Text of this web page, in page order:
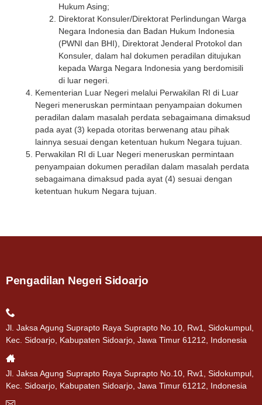
Hukum Asing;
Direktorat Konsuler/Direktorat Perlindungan Warga
Negara Indonesia dan Badan Hukum Indonesia
(PWNI dan BHI), Direktorat Jenderal Protokol dan
Konsuler, dalam hal dokumen peradilan ditujukan
kepada Warga Negara Indonesia yang berdomisili
di luar negeri.
Kementerian Luar Negeri melalui Perwakilan RI di Luar
Negeri meneruskan permintaan penyampaian dokumen
peradilan dalam masalah perdata sebagaimana dimaksud
pada ayat (3) kepada otoritas berwenang atau pihak
lainnya sesuai dengan ketentuan hukum Negara tujuan.
Perwakilan RI di Luar Negeri meneruskan permintaan
penyampaian dokumen peradilan dalam masalah perdata
sebagaimana dimaksud pada ayat (4) sesuai dengan
ketentuan hukum Negara tujuan.
Pengadilan Negeri Sidoarjo
Jl. Jaksa Agung Suprapto Raya Suprapto No.10, Rw1, Sidokumpul,
Kec. Sidoarjo, Kabupaten Sidoarjo, Jawa Timur 61212, Indonesia
Jl. Jaksa Agung Suprapto Raya Suprapto No.10, Rw1, Sidokumpul,
Kec. Sidoarjo, Kabupaten Sidoarjo, Jawa Timur 61212, Indonesia